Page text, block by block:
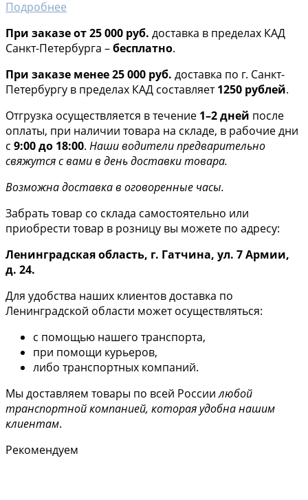
Подробнее
При заказе от 25 000 руб. доставка в пределах КАД
Санкт-Петербурга –бесплатно.
При заказе менее 25 000 руб. доставка по г. Санкт-
Петербургу в пределах КАД составляет1250 рублей.
Отгрузка осуществляется в течение 1–2 дней после
оплаты, при наличии товара на складе, в рабочие дни
с 9:00 до 18:00. Наши водители предварительно
свяжутся с вами в день доставки товара.
Возможна доставка в оговоренные часы.
Забрать товар со склада самостоятельно или
приобрести товар в розницу вы можете по адресу:
Ленинградская область, г. Гатчина, ул. 7 Армии,
д. 24.
Для удобства наших клиентов доставка по
Ленинградской области может осуществляться:
с помощью нашего транспорта,
при помощи курьеров,
либо транспортных компаний.
Мы доставляем товары по всей Россиилюбой
транспортной компанией, которая удобна нашим
клиентам.
Рекомендуем